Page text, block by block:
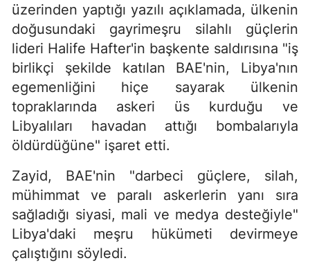
üzerinden yaptığı yazılı açıklamada, ülkenin
doğusundaki gayrimeşru silahlı güçlerin
lideri Halife Hafter'in başkente saldırısına "iş
birlikçi şekilde katılan BAE'nin, Libya'nın
egemenliğini hiçe sayarak ülkenin
topraklarında askeri üs kurduğu ve
Libyalıları havadan attığı bombalarıyla
öldürdüğüne" işaret etti.
Zayid, BAE'nin "darbeci güçlere, silah,
mühimmat ve paralı askerlerin yanı sıra
sağladığı siyasi, mali ve medya desteğiyle"
Libya'daki meşru hükümeti devirmeye
çalıştığını söyledi.